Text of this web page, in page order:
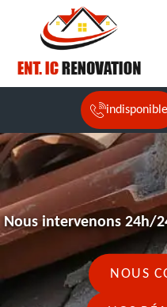
indisponible
Nous intervenons 24h/
NOUS